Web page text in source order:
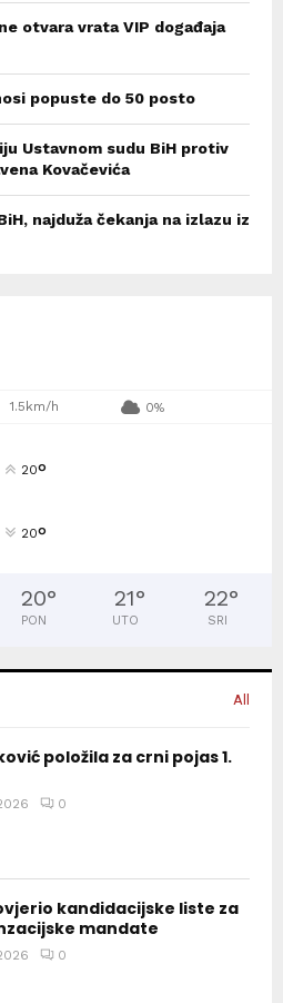
otvara vrata VIP događaja
popuste do 50 posto
Ustavnom sudu BiH protiv
Kovačevića
najduža čekanja na izlazu iz
1.5km/h 0%
20°
20°
20°
PON
21°
UTO
22°
SRI
All
položila za crni pojas 1.
0
ovjerio kandidacijske liste za
mandate
0